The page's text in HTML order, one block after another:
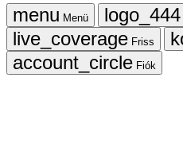
Menü
Friss
Fiók